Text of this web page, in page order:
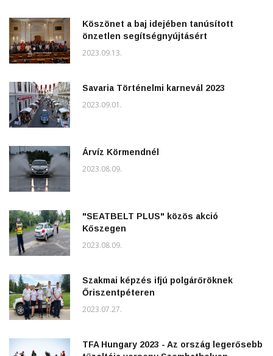
Köszönet a baj idejében tanúsított
önzetlen segítségnyújtásért
2023.09.13.
Savaria Történelmi karnevál 2023
2023.09.01.
Árvíz Körmendnél
2023.08.09.
"SEATBELT PLUS" közös akció
Kőszegen
2023.08.09.
Szakmai képzés ifjú polgárőröknek
Őriszentpéteren
2023.07.27.
TFA Hungary 2023 - Az ország legerősebb